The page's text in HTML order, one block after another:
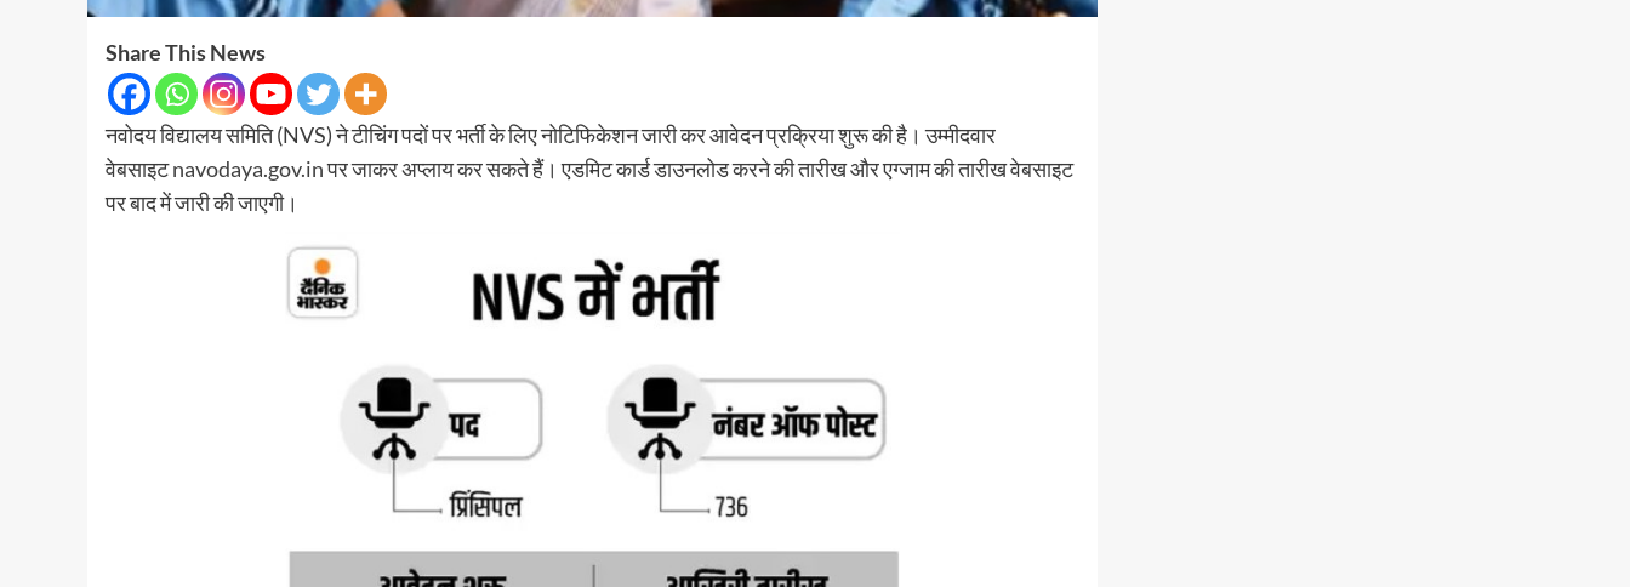
Share This News
नवोदय विद्यालय समिति (NVS) ने टीचिंग पदों पर भर्ती के लिए नोटिफिकेशन जारी कर आवेदन प्रक्रिया शुरू की है। उम्मीदवार
वेबसाइटnavodaya.gov.inपर जाकर अप्लाय कर सकते हैं। एडमिट कार्ड डाउनलोड करने की तारीख और एग्जाम की तारीख वेबसाइट
पर बाद में जारी की जाएगी।